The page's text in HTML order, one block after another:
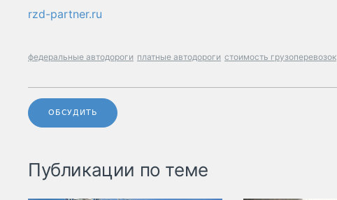
rzd-partner.ru
федеральные автодороги платные автодороги стоимость грузоперевозок
ОБСУДИТЬ
Публикации по теме